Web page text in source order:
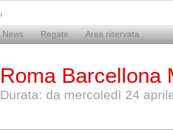
News Regate Area riservata
Roma Barcellona
Durata: da mercoledì 24